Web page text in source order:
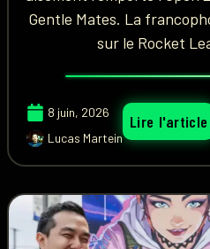
Gentle Mates. La
sur le Rocket
8 juin, 2026
Lucas Martein
Lire l'article